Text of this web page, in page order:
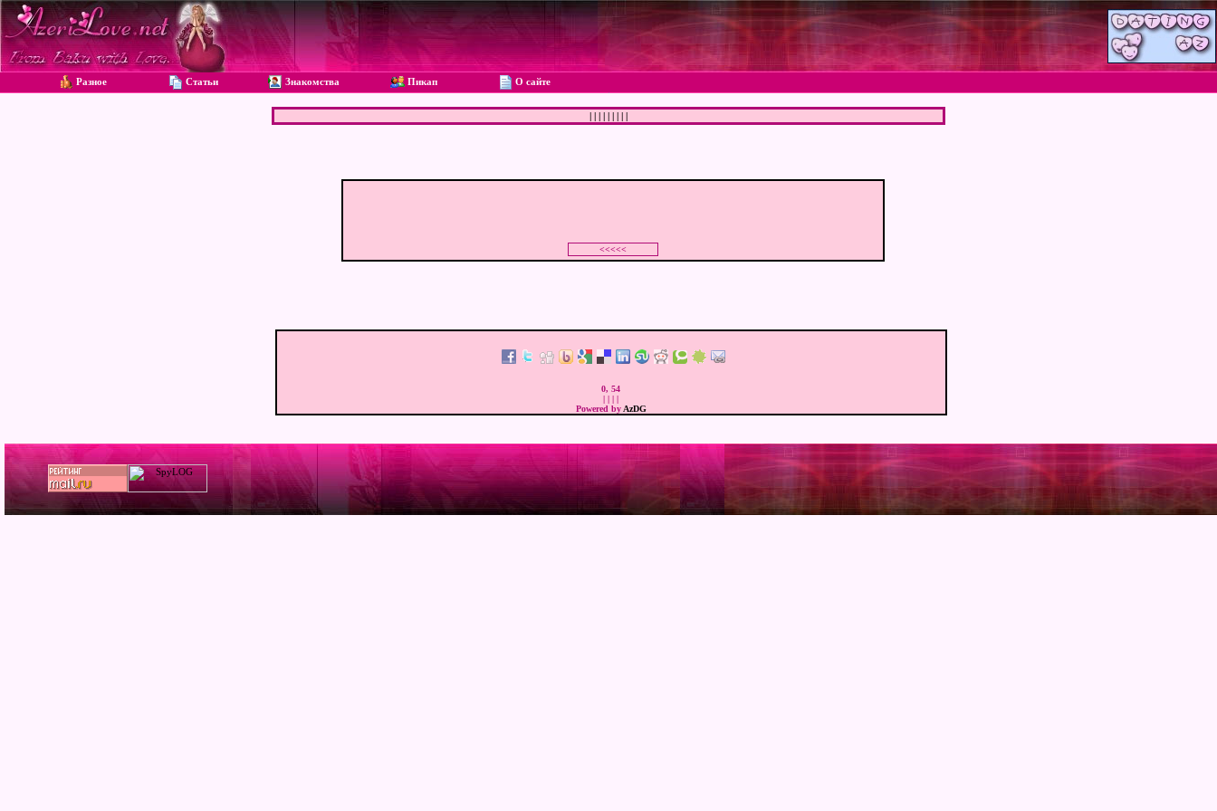
Разное Статьи Знакомства Пикап О сайте
| | | | | | | | |
0, 54
| | | |
Powered by AzDG